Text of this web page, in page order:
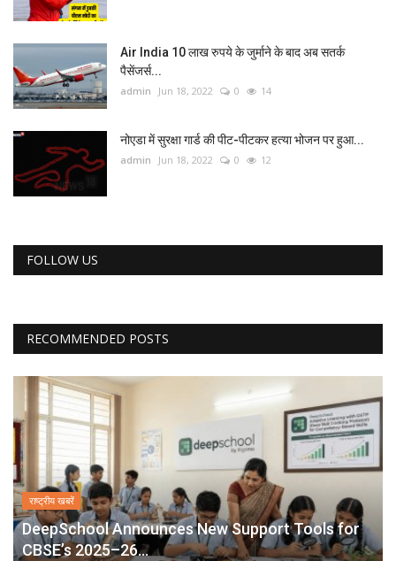
Air India 10 लाख रुपये के जुर्माने के बाद अब सतर्क
पैसेंजर्स...
admin Jun 18, 2022 0 14
नोएडा में सुरक्षा गार्ड की पीट-पीटकर हत्या भोजन पर हुआ...
admin Jun 18, 2022 0 12
FOLLOW US
RECOMMENDED POSTS
राष्ट्रीय खबरें
DeepSchool Announces New Support Tools for
CBSE’s 2025–26...